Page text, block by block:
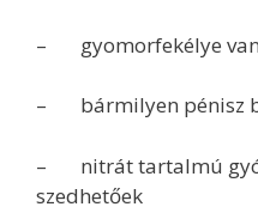
– gyomorfekélye van
– bármilyen pénisz
– nitrát tartalmú
szedhetőek